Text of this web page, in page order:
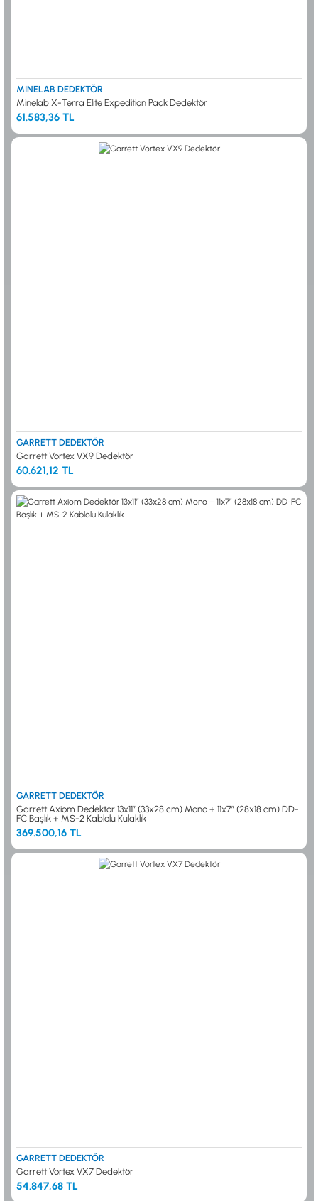
MINELAB DEDEKTÖR
Minelab X-Terra Elite Expedition Pack Dedektör
61.583,36 TL
GARRETT DEDEKTÖR
Garrett Vortex VX9 Dedektör
60.621,12 TL
GARRETT DEDEKTÖR
Garrett Axiom Dedektör 13x11” (33x28 cm) Mono + 11x7” (28x18 cm) DD-
FC Başlık + MS-2 Kablolu Kulaklık
369.500,16 TL
GARRETT DEDEKTÖR
Garrett Vortex VX7 Dedektör
54.847,68 TL